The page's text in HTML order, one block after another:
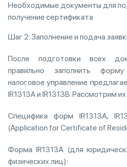
Необходимые документы для
получение сертификата
Шаг 2: Заполнение и подача
После подготовки всех
правильно заполнить форму
налоговое управление
IR1313A и IR1313B. Рассмотрим
Специфика форм IR1313A,
(Application for Certificate of
Форма IR1313A (для
физических лиц):